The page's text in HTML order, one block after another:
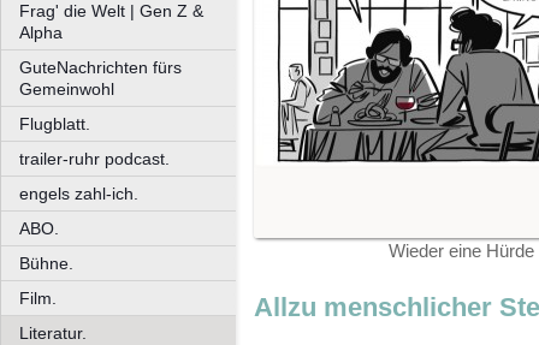
Frag' die Welt | Gen Z &
Alpha
GuteNachrichten fürs
Gemeinwohl
Flugblatt.
trailer-ruhr podcast.
engels zahl-ich.
ABO.
Bühne.
Film.
Literatur.
Wieder eine
Allzu menschlicher